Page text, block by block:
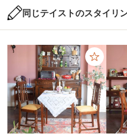
同じテイストのスタイリ